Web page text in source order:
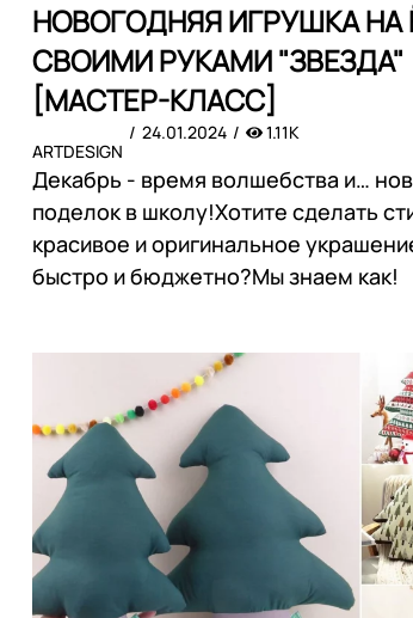
НОВОГОДНЯЯ ИГРУШКА НА
СВОИМИ РУКАМИ "ЗВЕЗДА"
[МАСТЕР-КЛАСС]
ARTDESIGN
24.01.2024 1.11K
Декабрь - время волшебства и…
поделок в школу!Хотите сделать
красивое и оригинальное
быстро и бюджетно?Мы знаем как!